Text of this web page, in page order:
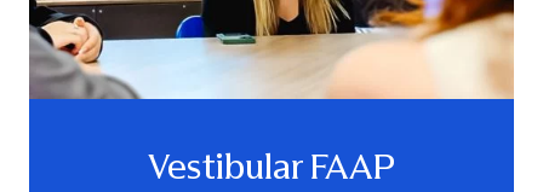
Vestibular FAAP